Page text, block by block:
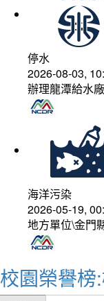
停水
2026-08-03,
辦理龍潭給水
海洋污染
2026-05-19,
地方單位\金門
校園榮譽